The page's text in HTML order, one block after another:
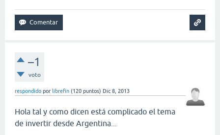
–1
voto
respondido por librefin (120 puntos) Dic 8, 2013
Hola tal y como dicen está complicado el tema
de invertir desde Argentina...